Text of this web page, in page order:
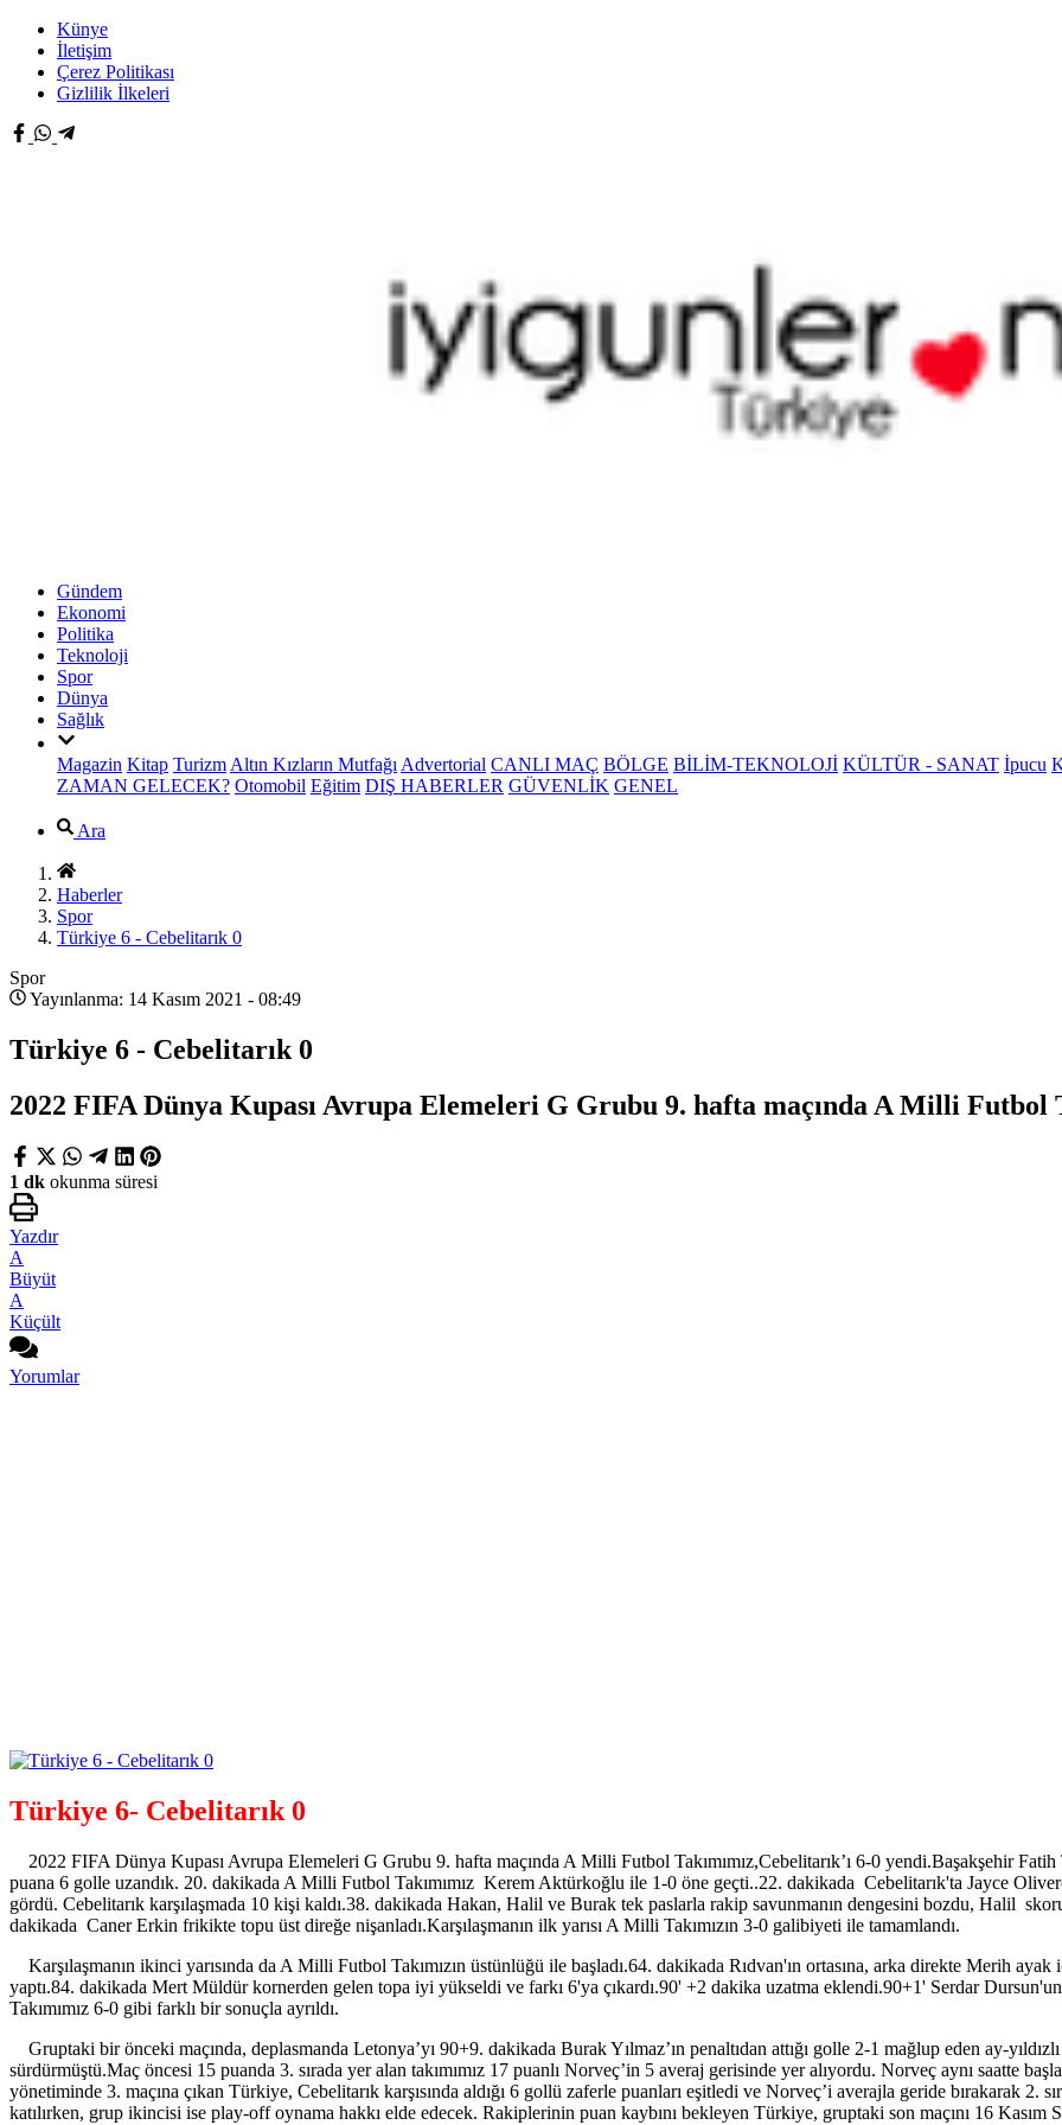
Künye
İletişim
Çerez Politikası
Gizlilik İlkeleri
Gündem
Ekonomi
Politika
Teknoloji
Spor
Dünya
Sağlık
Magazin Kitap Turizm Altın Kızların Mutfağı Advertorial CANLI MAÇ BÖLGE BİLİM-TEKNOLOJİ KÜLTÜR - SANAT İpucu
ZAMAN GELECEK? Otomobil Eğitim DIŞ HABERLER GÜVENLİK GENEL
Ara
Haberler
Spor
Türkiye 6 - Cebelitarık 0
Spor
Yayınlanma: 14 Kasım 2021 - 08:49
Türkiye 6 - Cebelitarık 0
2022 FIFA Dünya Kupası Avrupa Elemeleri G Grubu 9. hafta maçında A Milli Futbol
1 dk okunma süresi
Yazdır
A
Büyüt
A
Küçült
Yorumlar
Türkiye 6- Cebelitarık 0
2022 FIFA Dünya Kupası Avrupa Elemeleri G Grubu 9. hafta maçında A Milli Futbol Takımımız,Cebelitarık’ı 6-0 yendi.Başakşehir
puana 6 golle uzandık. 20. dakikada A Milli Futbol Takımımız Kerem Aktürkoğlu ile 1-0 öne geçti..22. dakikada Cebelitarık'ta Jayce
gördü. Cebelitarık karşılaşmada 10 kişi kaldı.38. dakikada Hakan, Halil ve Burak tek paslarla rakip savunmanın dengesini bozdu, Halil
dakikada Caner Erkin frikikte topu üst direğe nişanladı.Karşılaşmanın ilk yarısı A Milli Takımızın 3-0 galibiyeti ile tamamlandı.
Karşılaşmanın ikinci yarısında da A Milli Futbol Takımızın üstünlüğü ile başladı.64. dakikada Rıdvan'ın ortasına, arka direkte Merih
yaptı.84. dakikada Mert Müldür kornerden gelen topa iyi yükseldi ve farkı 6'ya çıkardı.90' +2 dakika uzatma eklendi.90+1' Serdar
Takımımız 6-0 gibi farklı bir sonuçla ayrıldı.
Gruptaki bir önceki maçında, deplasmanda Letonya’yı 90+9. dakikada Burak Yılmaz’ın penaltıdan attığı golle 2-1 mağlup eden ay-
sürdürmüştü.Maç öncesi 15 puanda 3. sırada yer alan takımımız 17 puanlı Norveç’in 5 averaj gerisinde yer alıyordu. Norveç aynı saatte
yönetiminde 3. maçına çıkan Türkiye, Cebelitarık karşısında aldığı 6 gollü zaferle puanları eşitledi ve Norveç’i averajla geride bırakarak
katılırken, grup ikincisi ise play-off oynama hakkı elde edecek. Rakiplerinin puan kaybını bekleyen Türkiye, gruptaki son maçını 16